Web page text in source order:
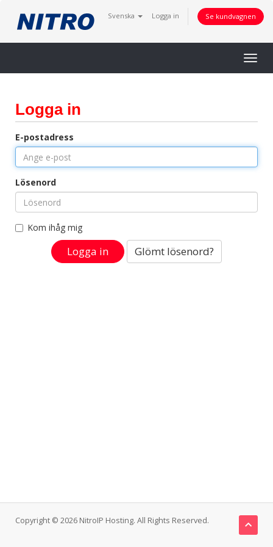
Svenska Logga in Se kundvagnen
Logga in
E-postadress
Lösenord
Kom ihåg mig
Glömt lösenord?
Copyright © 2026 NitroIP Hosting. All Rights Reserved.